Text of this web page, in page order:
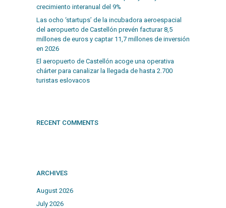
crecimiento interanual del 9%
Las ocho ‘startups’ de la incubadora aeroespacial
del aeropuerto de Castellón prevén facturar 8,5
millones de euros y captar 11,7 millones de inversión
en 2026
El aeropuerto de Castellón acoge una operativa
chárter para canalizar la llegada de hasta 2.700
turistas eslovacos
RECENT COMMENTS
ARCHIVES
August 2026
July 2026